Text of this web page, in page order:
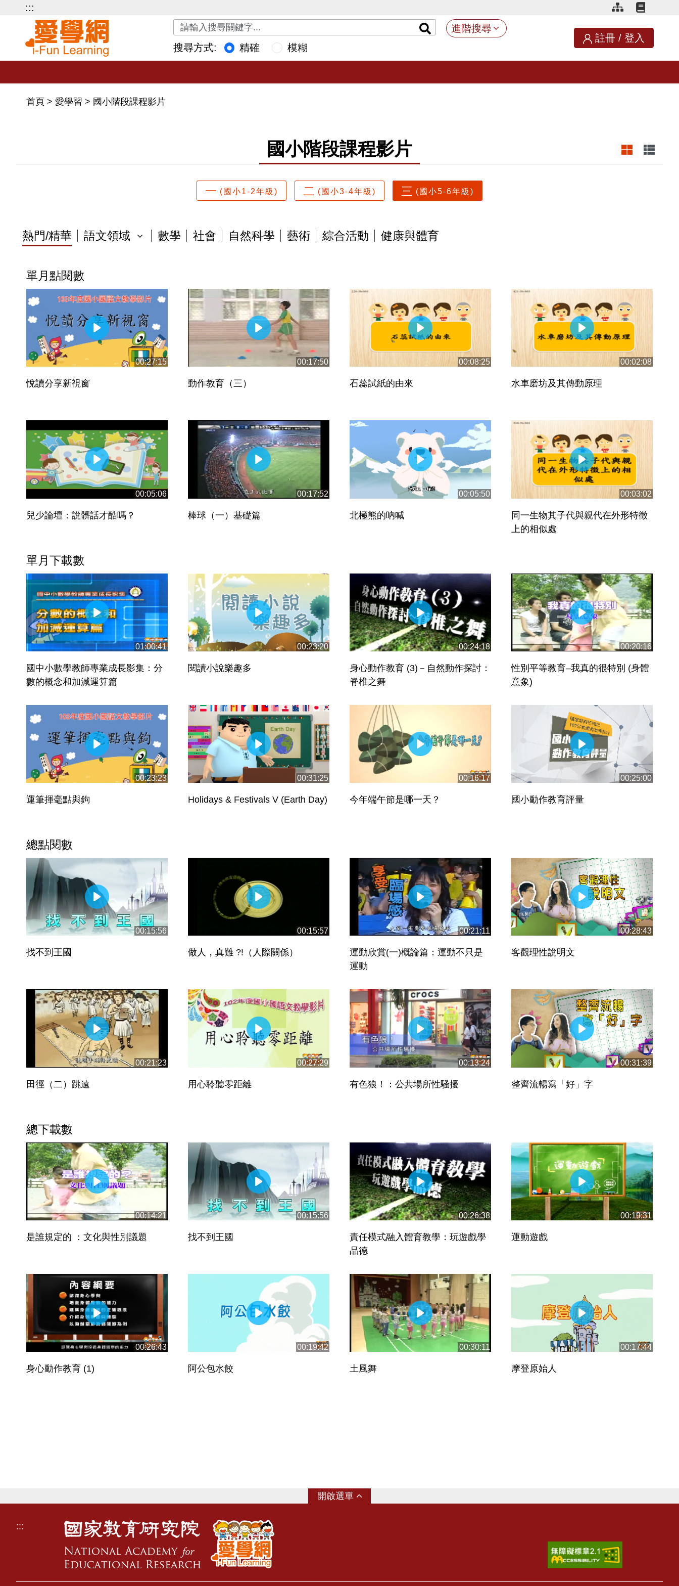
:::
關鍵字搜尋
進階搜尋
搜尋方式:
精確 模糊
註冊 / 登入
首頁 > 愛學習 > 國小階段課程影片
國小階段課程影片
一 (國小1-2年級) 二 (國小3-4年級) 三 (國小5-6年級)
熱門/精華 語文領域 數學 社會 自然科學 藝術 綜合活動 健康與體育
單月點閱數
00:27:15
悅讀分享新視窗
00:17:50
動作教育（三）
00:08:25
石蕊試紙的由來
00:02:08
水車磨坊及其傳動原理
00:05:06
兒少論壇：說髒話才酷嗎？
00:17:52
棒球（一）基礎篇
00:05:50
北極熊的吶喊
00:03:02
同一生物其子代與親代在外形特徵
上的相似處
單月下載數
01:00:41
國中小數學教師專業成長影集：分
數的概念和加減運算篇
00:23:20
閱讀小說樂趣多
00:24:18
身心動作教育 (3)－自然動作探討：
脊椎之舞
00:20:16
性別平等教育–我真的很特別 (身體
意象)
00:23:23
運筆揮毫點與鉤
00:31:25
Holidays & Festivals V (Earth Day)
00:16:17
今年端午節是哪一天？
00:25:00
國小動作教育評量
總點閱數
00:15:56
找不到王國
00:15:57
做人，真難 ?!（人際關係）
00:21:11
運動欣賞(一)概論篇：運動不只是
運動
00:28:43
客觀理性說明文
00:21:23
田徑（二）跳遠
00:27:29
用心聆聽零距離
00:13:24
有色狼！：公共場所性騷擾
00:31:39
整齊流暢寫「好」字
總下載數
00:14:21
是誰規定的 ：文化與性別議題
00:15:56
找不到王國
00:26:38
責任模式融入體育教學：玩遊戲學
品德
00:19:31
運動遊戲
00:26:43
身心動作教育 (1)
00:19:42
阿公包水餃
00:30:11
土風舞
00:17:44
摩登原始人
選單
:::